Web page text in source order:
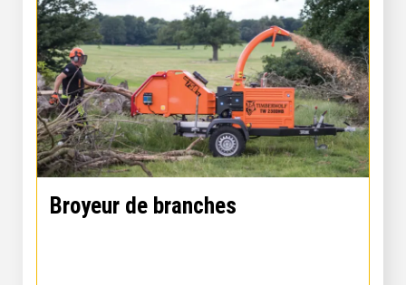
Broyeur de branches